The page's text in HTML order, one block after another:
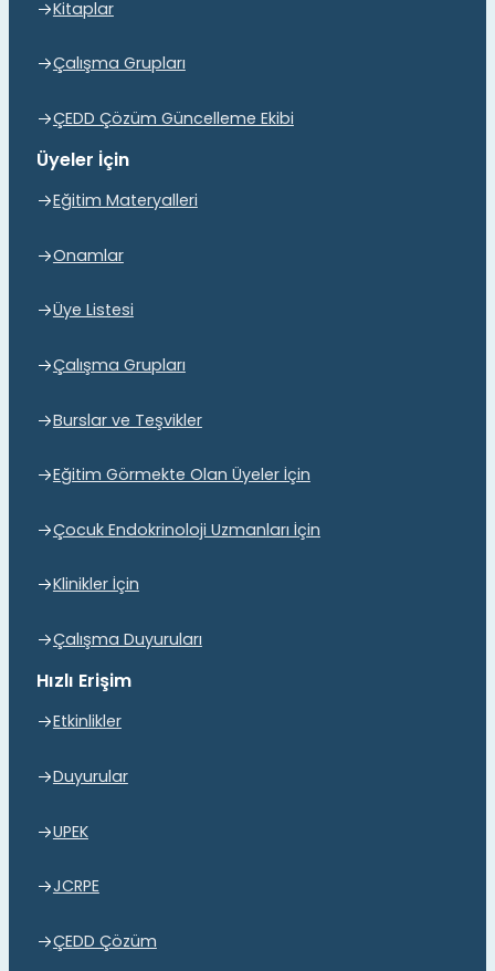
Kitaplar
Çalışma Grupları
ÇEDD Çözüm Güncelleme Ekibi
Üyeler İçin
Eğitim Materyalleri
Onamlar
Üye Listesi
Çalışma Grupları
Burslar ve Teşvikler
Eğitim Görmekte Olan Üyeler İçin
Çocuk Endokrinoloji Uzmanları İçin
Klinikler İçin
Çalışma Duyuruları
Hızlı Erişim
Etkinlikler
Duyurular
UPEK
JCRPE
ÇEDD Çözüm